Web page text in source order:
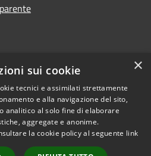
Copyright © 2026 • Comune di
Brusciano • Powered by
×
sui cookie
tecnici e assimilati strettamente
e alla navigazione del sito,
analitico al solo fine di elaborare
aggregate e anonime.
la cookie policy al seguente link